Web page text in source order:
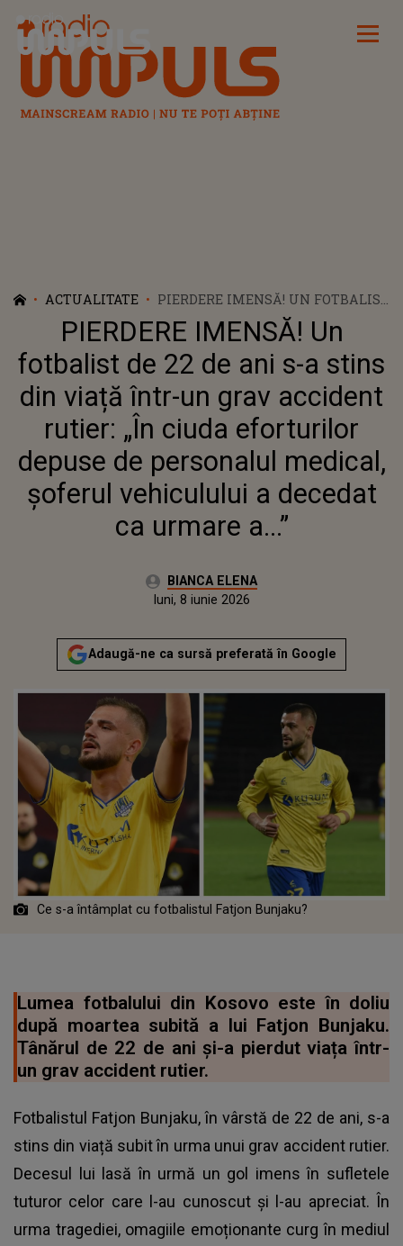
Radio Impuls
ACTUALITATE
PIERDERE IMENSĂ! UN FOTBALIST
DE 22 DE ANI S-A STINS DIN VIAȚĂ
ÎNTR-UN GRAV ACCIDENT RUTIER:
„ÎN CIUDA EFORTURILOR DEPUSE
DE PERSONALUL MEDICAL,
ȘOFERUL VEHICULULUI A
DECEDAT CA URMARE A...”
PIERDERE IMENSĂ! Un
fotbalist de 22 de ani s-a stins
din viață într-un grav accident
rutier: „În ciuda eforturilor
depuse de personalul medical,
șoferul vehiculului a decedat
ca urmare a...”
Autor:BIANCA ELENA
Publicat:
luni, 8 iunie 2026
Adaugă-ne ca sursă preferată în Google
Ce s-a întâmplat cu fotbalistul Fatjon Bunjaku?
Lumea fotbalului din Kosovo este în doliu
după moartea subită a lui Fatjon Bunjaku.
Tânărul de 22 de ani și-a pierdut viața într-
un grav accident rutier.
Fotbalistul Fatjon Bunjaku, în vârstă de 22 de ani, s-a
stins din viață subit în urma unui grav accident rutier.
Decesul lui lasă în urmă un gol imens în sufletele
tuturor celor care l-au cunoscut și l-au apreciat. În
urma tragediei, omagiile emoționante curg în mediul